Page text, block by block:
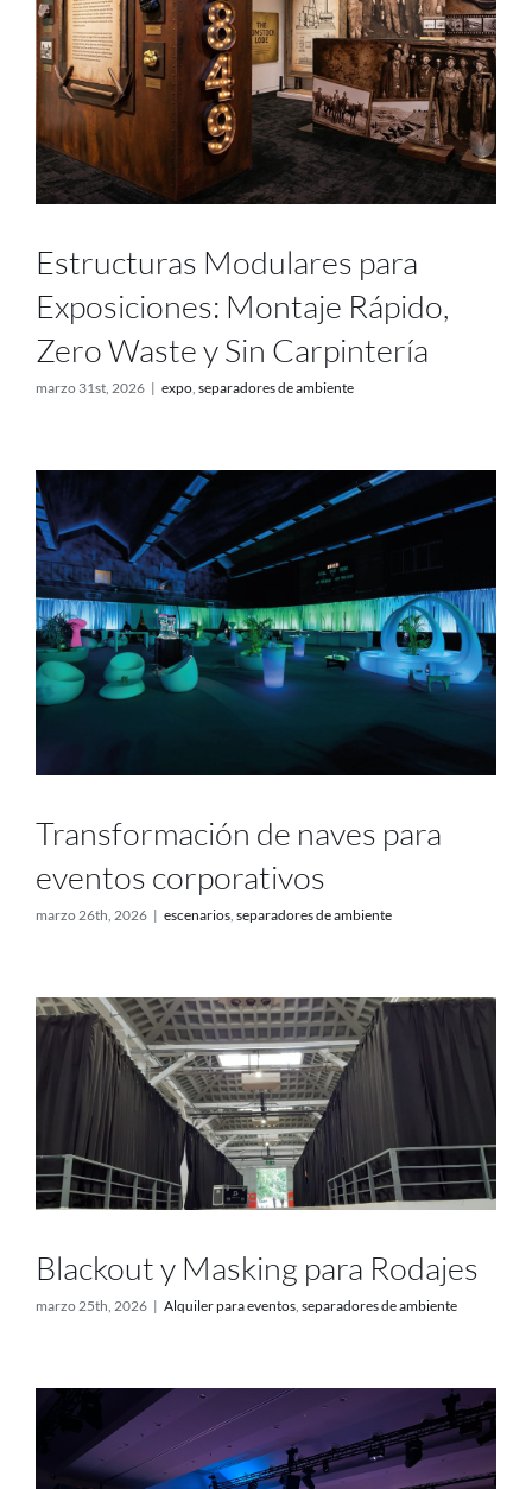
Estructuras Modulares para
Exposiciones: Montaje Rápido,
Zero Waste y Sin Carpintería
marzo 31st, 2026 | expo, separadores de ambiente
Transformación de naves para
eventos corporativos
marzo 26th, 2026 | escenarios separadores de ambiente
Blackout y Masking para Rodajes
marzo 25th, 2026 | Alquiler para eventos separadores de ambiente